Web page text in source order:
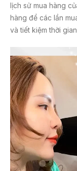
lịch sử mua hàng
hàng để các lần
và tiết kiệm thời